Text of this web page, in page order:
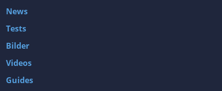
News
Tests
Bilder
Videos
Guides